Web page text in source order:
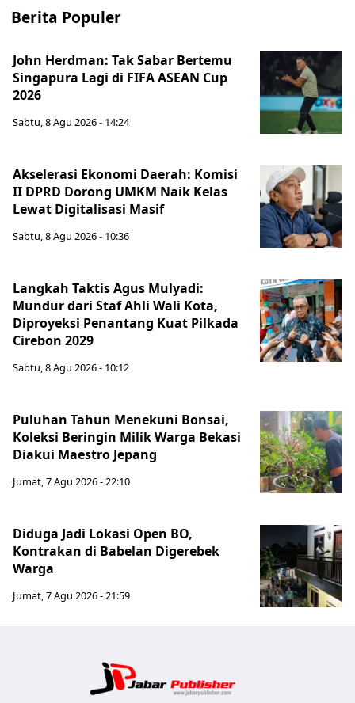
Berita Populer
John Herdman: Tak Sabar Bertemu
Singapura Lagi di FIFA ASEAN Cup
2026
Sabtu, 8 Agu 2026 - 14:24
Akselerasi Ekonomi Daerah: Komisi
II DPRD Dorong UMKM Naik Kelas
Lewat Digitalisasi Masif
Sabtu, 8 Agu 2026 - 10:36
Langkah Taktis Agus Mulyadi:
Mundur dari Staf Ahli Wali Kota,
Diproyeksi Penantang Kuat Pilkada
Cirebon 2029
Sabtu, 8 Agu 2026 - 10:12
Puluhan Tahun Menekuni Bonsai,
Koleksi Beringin Milik Warga Bekasi
Diakui Maestro Jepang
Jumat, 7 Agu 2026 - 22:10
Diduga Jadi Lokasi Open BO,
Kontrakan di Babelan Digerebek
Warga
Jumat, 7 Agu 2026 - 21:59